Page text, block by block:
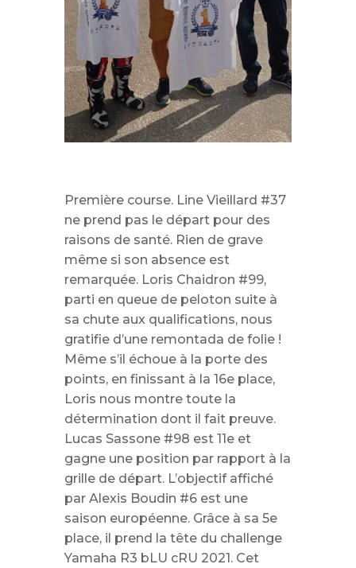
Première course. Line Vieillard #37
ne prend pas le départ pour des
raisons de santé. Rien de grave
même si son absence est
remarquée. Loris Chaidron #99,
parti en queue de peloton suite à
sa chute aux qualifications, nous
gratifie d’une remontada de folie !
Même s’il échoue à la porte des
points, en finissant à la 16e place,
Loris nous montre toute la
détermination dont il fait preuve.
Lucas Sassone #98 est 11e et
gagne une position par rapport à la
grille de départ. L’objectif affiché
par Alexis Boudin #6 est une
saison européenne. Grâce à sa 5e
place, il prend la tête du challenge
Yamaha R3 bLU cRU 2021. Cet